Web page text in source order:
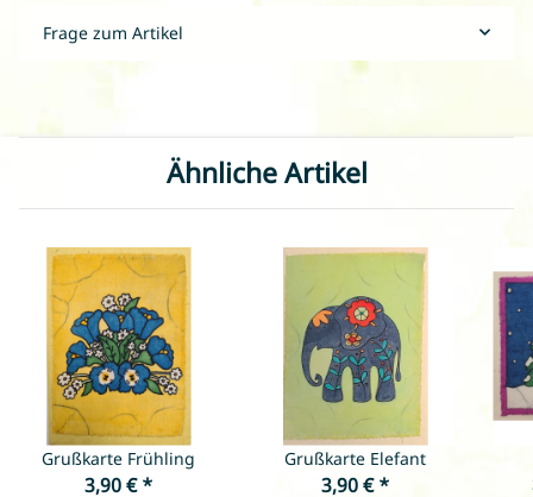
Frage zum Artikel
Ähnliche Artikel
Grußkarte Frühling
3,90 €*
Grußkarte Elefant
3,90 €*